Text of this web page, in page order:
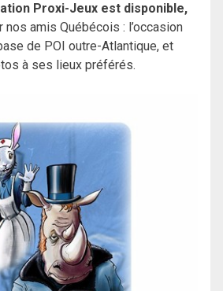
Proxi-Jeux est disponible,
nos amis Québécois : l’occasion
de POI outre-Atlantique, et
à ses lieux préférés.